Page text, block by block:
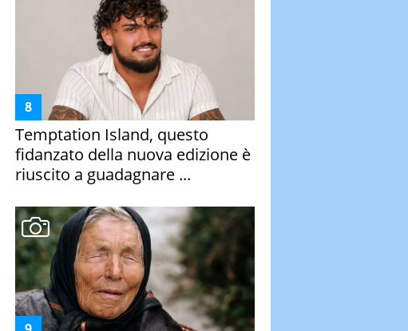
Temptation Island, questo
fidanzato della nuova edizione è
riuscito a guadagnare ...